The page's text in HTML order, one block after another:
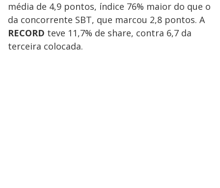
média de 4,9 pontos, índice 76% maior do que o
da concorrente SBT, que marcou 2,8 pontos. A
RECORD teve 11,7% de share, contra 6,7 da
terceira colocada.